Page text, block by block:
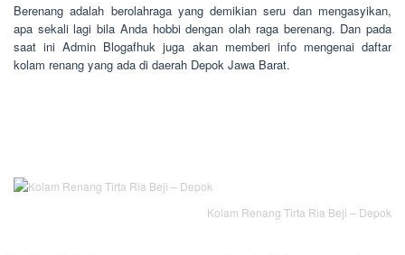
Berenang adalah berolahraga yang demikian seru dan mengasyikan,
apa sekali lagi bila Anda hobbi dengan olah raga berenang. Dan pada
saat ini Admin Blogafhuk juga akan memberi info mengenai daftar
kolam renang yang ada di daerah Depok Jawa Barat.
Kolam Renang Tirta Ria Beji – Depok